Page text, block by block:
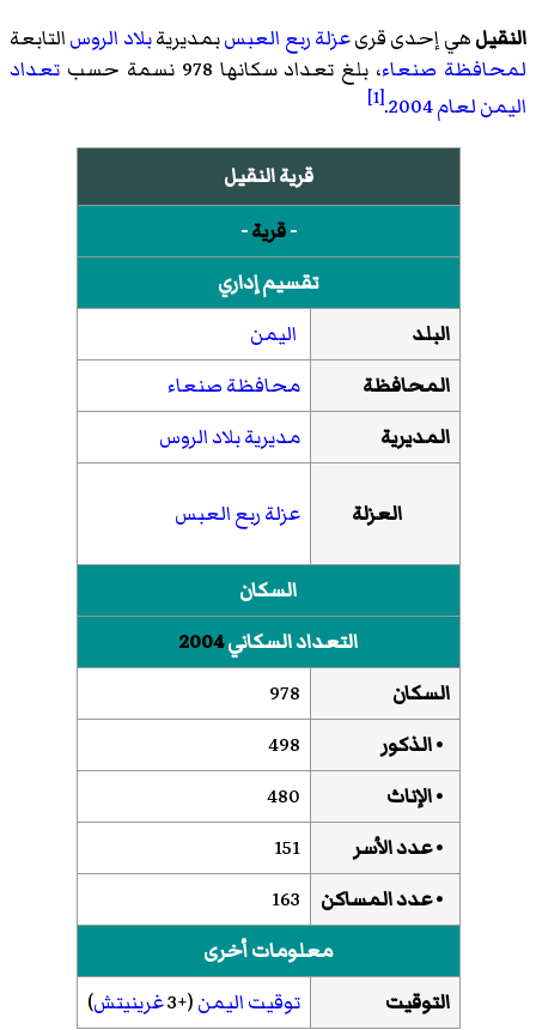
النقيلهي إحدى قرىعزلة ربع العبسبمديريةبلاد الروسالتابعة
لمحافظة صنعاء، بلغ تعداد سكانها 978 نسمة حسب
تعداد
اليمن لعام 2004
.
[1]
قرية النقيل
-قرية-
تقسيم إداري
البلد
اليمن
المحافظة
محافظة صنعاء
المديرية
مديرية بلاد الروس
العزلة عزلة ربع العبس
السكان
التعداد السكاني2004
السكان
978
• الذكور
498
• الإناث
480
• عدد الأسر
151
• عدد المساكن
163
معلومات أخرى
التوقيت
توقيت اليمن(+3 غرينيتش)